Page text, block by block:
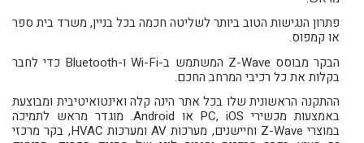
פתרון הנגישות הטוב ביותר לשליטה חכמה בכל בניין, משרד בית ספר
או קמפוס.
הבקר מבוסס Z-Wave המשתמש ב-Wi-Fi ו-Bluetooth כדי לחבר
בקלות את כל רכיבי המרחב החכם.
ההתקנה הראשונית שלו בכל אתר הינה קלה ואינטואיטיבית ומבוצעת
באמצעות מכשירי PC, iOS או Android. מוגדר מראש לתמיכה
במוצרי Z-Wave וחיישנים, מערכות AV ומערכות HVAC, בקר מרכזי